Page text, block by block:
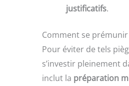
justificatifs.
Comment se prémunir
Pour éviter de tels
s’investir pleinement
inclut la préparation